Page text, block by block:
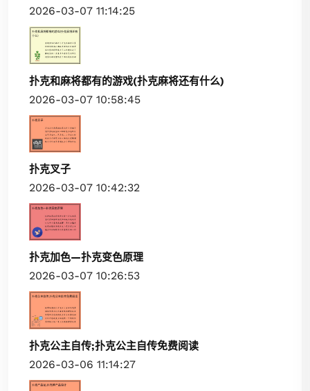
2026-03-07 11:14:25
扑克和麻将都有的游戏(扑克麻将还有什么)
2026-03-07 10:58:45
扑克叉子
2026-03-07 10:42:32
扑克加色—扑克变色原理
2026-03-07 10:26:53
扑克公主自传;扑克公主自传免费阅读
2026-03-06 11:14:27